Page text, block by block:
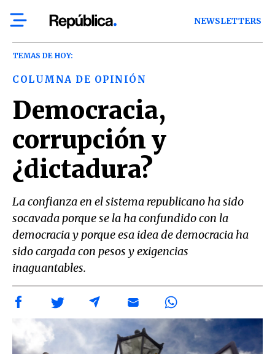
NEWSLETTERS
TEMAS DE HOY:
COLUMNA DE OPINIÓN
Democracia,
corrupción y
¿dictadura?
La confianza en el sistema republicano ha sido
socavada porque se la ha confundido con la
democracia y porque esa idea de democracia ha
sido cargada con pesos y exigencias
inaguantables.